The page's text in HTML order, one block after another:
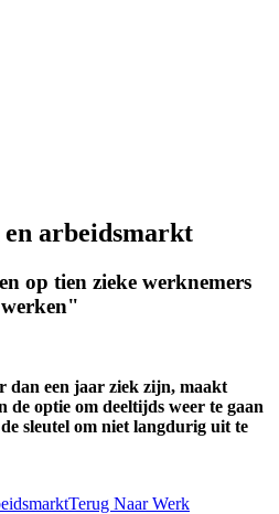
arbeidsmarkt
op tien zieke werknemers
dan een jaar ziek zijn, maakt
de optie om deeltijds weer te gaan
sleutel om niet langdurig uit te
Terug Naar Werk